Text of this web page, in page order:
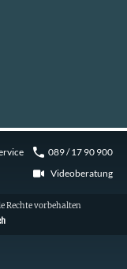
089 / 17 90 900
Videoberatung
Rechte vorbehalten